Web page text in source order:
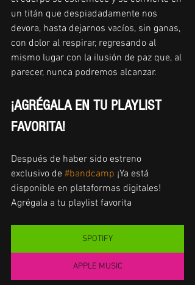
un titán que despiadadamente nos
devora, hasta dejarnos vacíos, sin ganas,
con dolor al respirar, regresando al
mismo lugar con la ilusión de paz que, al
parecer, nunca podremos alcanzar.
¡AGRÉGALA EN TU PLAYLIST
FAVORITA!
Después de haber sido estreno
exclusivo de #bandcamp ¡Ya está
disponible en plataformas digitales!
Agrégala a tu playlist favorita
SPOTIFY
APPLE MUSIC